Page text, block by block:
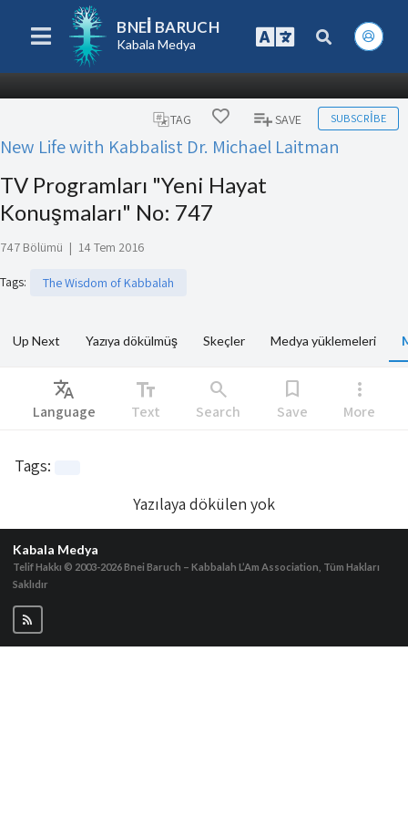
BNEI BARUCH
Kabala Medya
TAG SAVE SUBSCRIBE
New Life with Kabbalist Dr. Michael Laitman
TV Programları "Yeni Hayat
Konuşmaları" No: 747
747 Bölümü | 14 Tem 2016
Tags: The Wisdom of Kabbalah
Up Next Yazıya dökülmüş Skeçler Medya yüklemeleri
Translate
Language
text_fields
Text
search
Search
bookmark
Save
more_vert
More
Tags:
Yazılaya dökülen yok
Kabala Medya
Telif Hakkı © 2003-2026Bnei Baruch – Kabbalah L’Am Association, Tüm Hakları
Saklıdır